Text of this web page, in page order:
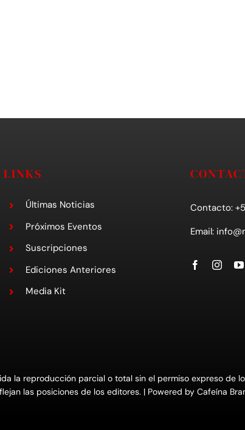
LINKS
Últimas Noticias
Próximos Eventos
Suscripciones
Ediciones Anteriores
Media Kit
Contacto:
Email:
la reproducción parcial o total sin el permiso expreso de
las posiciones de los editores. | Powered by Cafeína